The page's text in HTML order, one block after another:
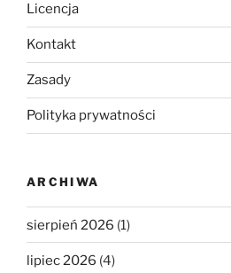
Licencja
Kontakt
Zasady
Polityka prywatności
ARCHIWA
sierpień 2026 (1)
lipiec 2026 (4)